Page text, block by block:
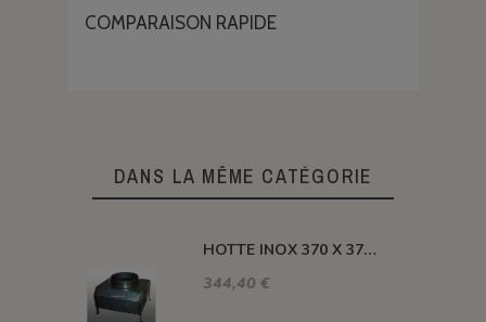
COMPARAISON RAPIDE
DANS LA MÊME CATÉGORIE
HOTTE INOX 370 X 370 X H 410 MM
344,40 €